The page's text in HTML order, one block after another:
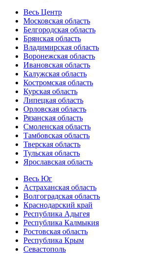
Весь Центр
Московская область
Белгородская область
Брянская область
Владимирская область
Воронежская область
Ивановская область
Калужская область
Костромская область
Курская область
Липецкая область
Орловская область
Рязанская область
Смоленская область
Тамбовская область
Тверская область
Тульская область
Ярославская область
Весь Юг
Астраханская область
Волгоградская область
Краснодарский край
Республика Адыгея
Республика Калмыкия
Ростовская область
Республика Крым
Севастополь